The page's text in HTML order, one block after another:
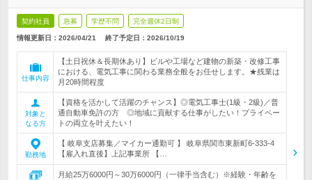
契約社員 急募 学歴不問 完全週休2日制
情報更新日：2026/04/21 終了予定日： 2026/10/19
仕事内容
【土日祝休＆長期休あり】ビルや工場など建物の新築・改修工事
における、電気工事に関わる業務全般をお任せします。★残業は
月20時間程度
対象と
なる方
【資格を活かして活躍のチャンス】◎電気工事士(1級・2級)／普
通自動車免許の方 ◎地域に貢献する仕事がしたい！プライベー
トの両立を叶えたい！
勤務地
【 岐阜支店募集／マイカー通勤可 】 岐阜県関市東新町6-333-4
【雇入れ直後】上記事業所 【…
月給25万6000円～30万6000円（一律手当含む）※経験・年齢を